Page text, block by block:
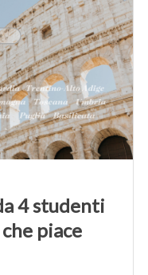
4 studenti
piace